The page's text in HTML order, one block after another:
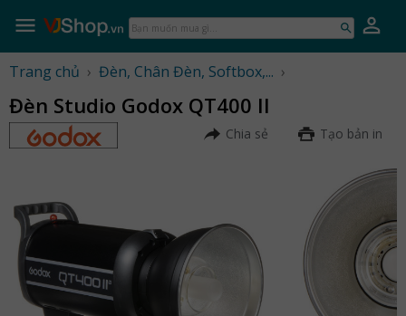
Bạn
muốn
gì...
Trang chủ › Đèn, Chân Đèn, Softbox,... ›
Đèn Studio Godox QT400 II
Chia sẻ Tạo bản in